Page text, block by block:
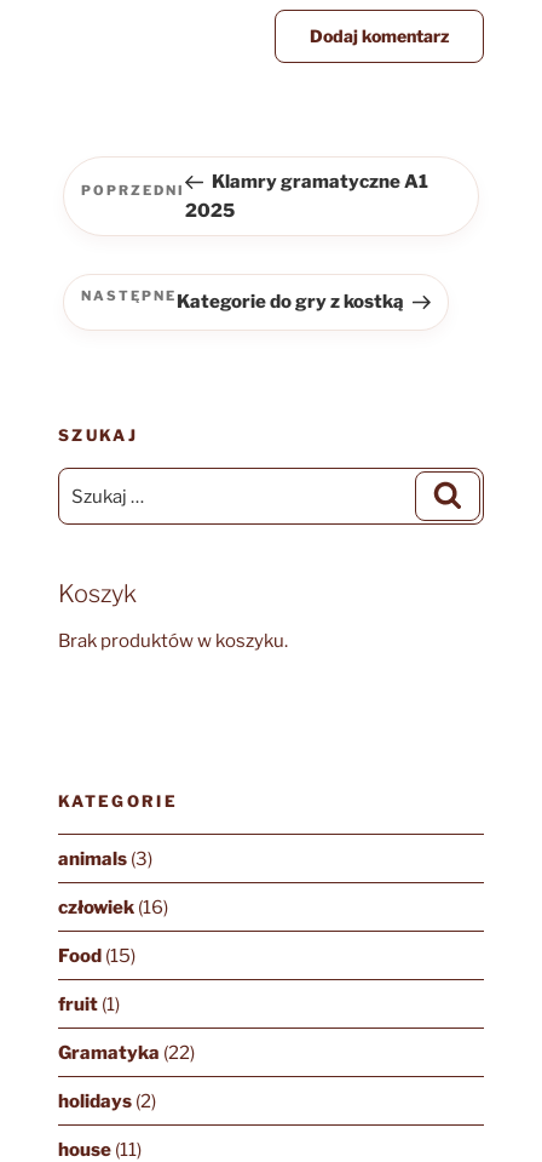
wpisu
wpis
POPRZEDNI
Klamry gramatyczne A1
2025
Następny
NASTĘPNE Kategorie do gry z kostką
SZUKAJ
Szukaj:
Koszyk
Brak produktów w koszyku.
KATEGORIE
animals(3)
człowiek(16)
Food(15)
fruit(1)
Gramatyka (22)
holidays(2)
house(11)